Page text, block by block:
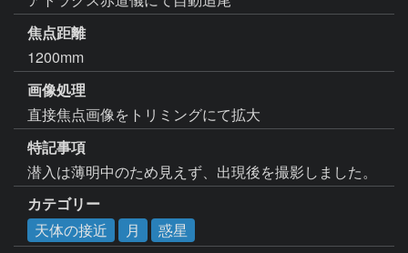
焦点距離
1200mm
画像処理
直接焦点画像をトリミングにて拡大
特記事項
潜入は薄明中のため見えず、出現後を撮影しました。
カテゴリー
天体の接近
月
惑星